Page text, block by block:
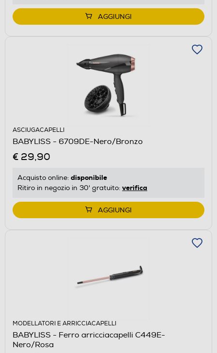
AGGIUNGI
ASCIUGACAPELLI
BABYLISS - 6709DE-Nero/Bronzo
€ 29,90
Acquisto online: disponibile
Ritiro in negozio in 30' gratuito: verifica
AGGIUNGI
MODELLATORI E ARRICCIACAPELLI
BABYLISS - Ferro arricciacapelli C449E-
Nero/Rosa